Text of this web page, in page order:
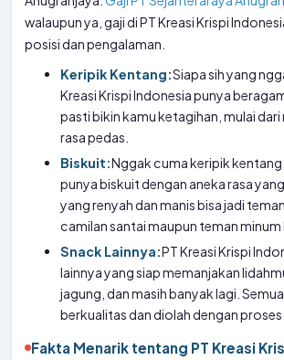
walaupun ya, gaji di PT Kreasi Krispi
posisi dan pengalaman.
Keripik Kentang:Siapa sih yang
Kreasi Krispi Indonesia punya
pasti bikin kamu ketagihan, mulai
rasa pedas.
Biskuit:Nggak cuma keripik
punya biskuit dengan aneka rasa
yang renyah dan manis bisa jadi
camilan santai maupun teman minum
Snack Lainnya:PT Kreasi Krispi
lainnya yang siap memanjakan
jagung, dan masih banyak lagi.
berkualitas dan diolah dengan
Fakta Menarik tentang PT Kreasi